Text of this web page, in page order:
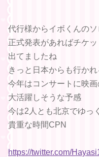
代行様からイボくんのソ
正式発表があればチケ
出てましたね
きっと日本からも行か
今年はコンサートに映
大活躍しそうな予感
今は2人とも北京でゆっ
貴重な時間CPN
https://twitter.com/